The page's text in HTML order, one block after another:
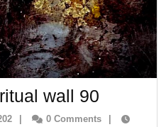
wall 90
eye
ken1202
| 0 Comments
|